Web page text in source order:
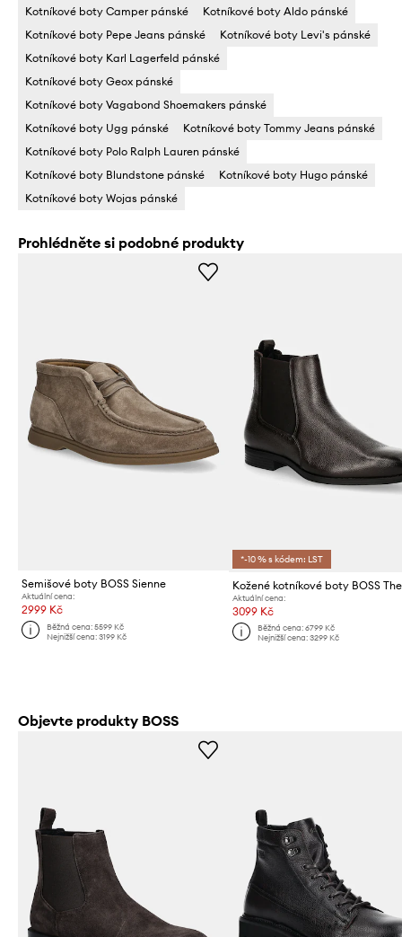
Kotníkové boty Camper pánské
Kotníkové boty Aldo pánské
Kotníkové boty Pepe Jeans pánské
Kotníkové boty Levi's pánské
Kotníkové boty Karl Lagerfeld pánské
Kotníkové boty Geox pánské
Kotníkové boty Vagabond Shoemakers pánské
Kotníkové boty Ugg pánské
Kotníkové boty Tommy Jeans pánské
Kotníkové boty Polo Ralph Lauren pánské
Kotníkové boty Blundstone pánské
Kotníkové boty Hugo pánské
Kotníkové boty Wojas pánské
Prohlédněte si podobné produkty
Semišové boty BOSS Sienne
Aktuální cena:
2999 Kč
Běžná cena:5599 Kč
Nejnižší cena:3199 Kč
*-10 % s kódem: LST
Kožené kotníkové boty BOSS
Aktuální cena:
3099 Kč
Běžná cena: 6799 Kč
Nejnižší cena: 3299 Kč
Objevte produkty BOSS